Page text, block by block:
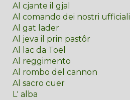
Al cjante il gjal
Al comando dei nostri ufficiali
Al gat lader
Al jeva il prin pastôr
Al lac da Toel
Al reggimento
Al rombo del cannon
Al sacro cuer
L' alba